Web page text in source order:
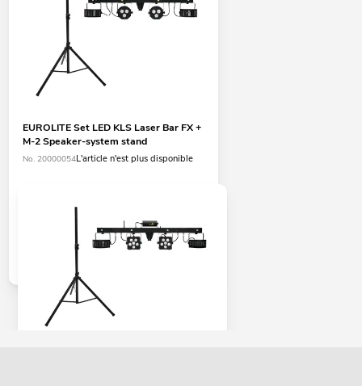
EUROLITE Set LED KLS Laser Bar FX +
M-2 Speaker-system stand
No. 20000054L'article n'est plus disponible